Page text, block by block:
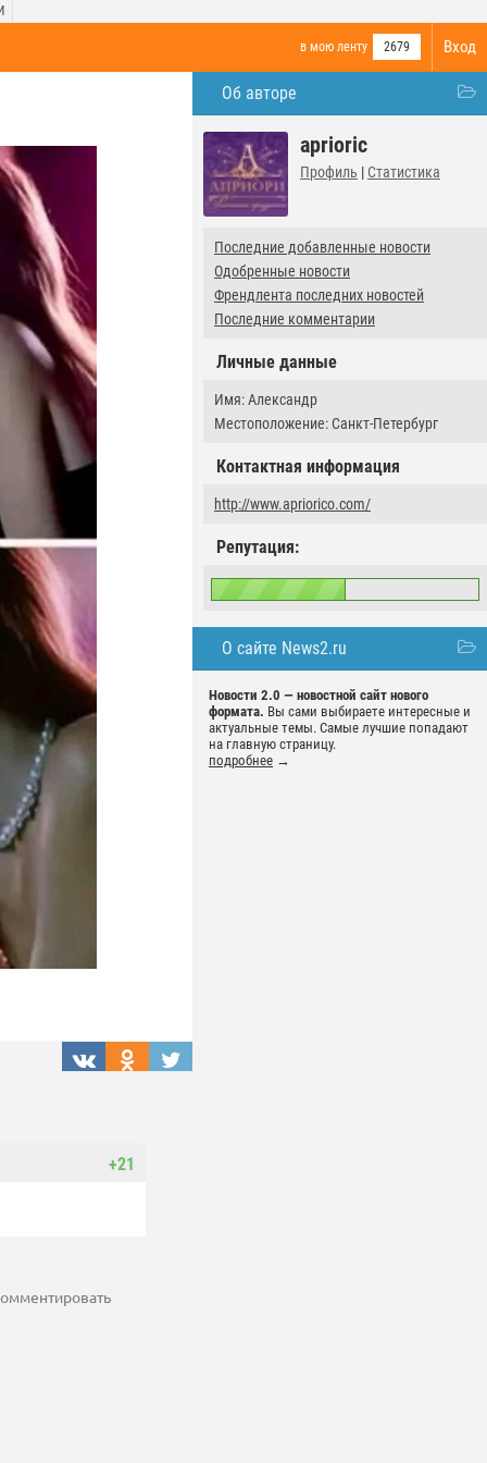
Вход
в мою ленту 2679
Об авторе
aprioric
Профиль | Статистика
Последние добавленные новости
Одобренные новости
Френдлента последних новостей
Последние комментарии
Личные данные
Имя: Александр
Местоположение: Санкт-Петербург
Контактная информация
http://www.apriorico.com/
Репутация:
О сайте News2.ru
Новости 2.0 — новостной сайт нового
формата. Вы сами выбираете интересные и
актуальные темы. Самые лучшие попадают
на главную страницу.
подробнее →
+21